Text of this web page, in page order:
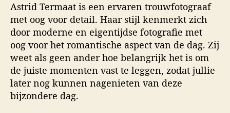
Astrid Termaat is een ervaren trouwfotograaf
met oog voor detail. Haar stijl kenmerkt zich
door moderne en eigentijdse fotografie met
oog voor het romantische aspect van de dag. Zij
weet als geen ander hoe belangrijk het is om
de juiste momenten vast te leggen, zodat jullie
later nog kunnen nagenieten van deze
bijzondere dag.